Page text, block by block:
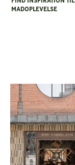
MADOPLEVELSE